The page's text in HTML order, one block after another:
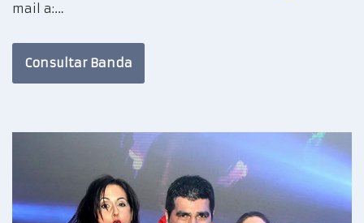
mail a:…
Consultar Banda